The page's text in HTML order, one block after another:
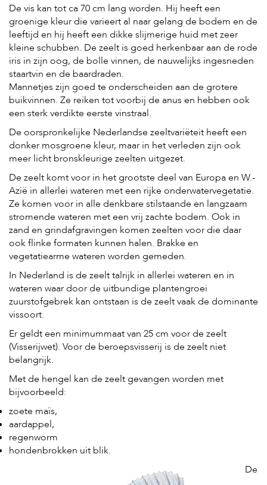
De vis kan tot ca 70 cm lang worden. Hij heeft een
groenige kleur die varieert al naar gelang de bodem en de
leeftijd en hij heeft een dikke slijmerige huid met zeer
kleine schubben. De zeelt is goed herkenbaar aan de rode
iris in zijn oog, de bolle vinnen, de nauwelijks ingesneden
staartvin en de baardraden.
Mannetjes zijn goed te onderscheiden aan de grotere
buikvinnen. Ze reiken tot voorbij de anus en hebben ook
een sterk verdikte eerste vinstraal.
De oorspronkelijke Nederlandse zeeltvariëteit heeft een
donker mosgroene kleur, maar in het verleden zijn ook
meer licht bronskleurige zeelten uitgezet.
De zeelt komt voor in het grootste deel van Europa en W.-
Azië in allerlei wateren met een rijke onderwatervegetatie.
Ze komen voor in alle denkbare stilstaande en langzaam
stromende wateren met een vrij zachte bodem. Ook in
zand en grindafgravingen komen zeelten voor die daar
ook flinke formaten kunnen halen. Brakke en
vegetatiearme wateren worden gemeden.
In Nederland is de zeelt talrijk in allerlei wateren en in
wateren waar door de uitbundige plantengroei
zuurstofgebrek kan ontstaan is de zeelt vaak de dominante
vissoort.
Er geldt een minimummaat van 25 cm voor de zeelt
(Visserijwet). Voor de beroepsvisserij is de zeelt niet
belangrijk.
Met de hengel kan de zeelt gevangen worden met
bijvoorbeeld:
zoete maïs,
aardappel,
regenworm
hondenbrokken uit blik.
De